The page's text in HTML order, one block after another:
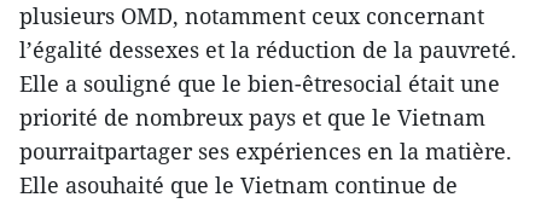
plusieurs OMD, notamment ceux concernant
l’égalité dessexes et la réduction de la pauvreté.
Elle a souligné que le bien-êtresocial était une
priorité de nombreux pays et que le Vietnam
pourraitpartager ses expériences en la matière.
Elle asouhaité que le Vietnam continue de